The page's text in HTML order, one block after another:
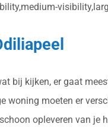
bij kijken, er gaat
woning moeten er
opleveren van je